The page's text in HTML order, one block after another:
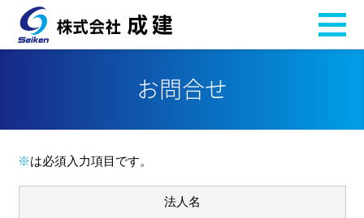
お問合せ
※は必須入力項目です。
法人名